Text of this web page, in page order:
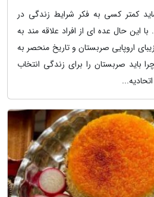
کمتر کسی به فکر شرایط زندگی در
این حال عده ای از افراد علاقه مند به
اروپایی صربستان و تاریخ منحصر به
باید صربستان را برای زندگی انتخاب